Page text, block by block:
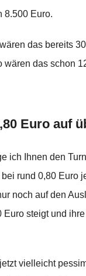
8.500 Euro.
das bereits
wären das schon
Euro auf
ich Ihnen den
rund 0,80 Euro
noch auf den
Euro steigt und
vielleicht